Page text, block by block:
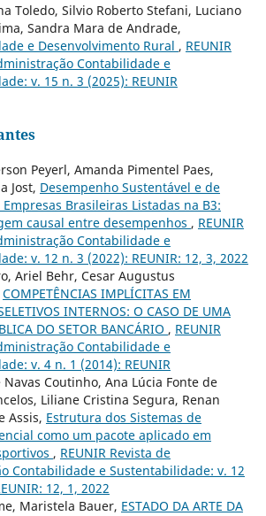
Toledo, Silvio Roberto Stefani, Luciano
Sandra Mara de Andrade,
e Desenvolvimento Rural , REUNIR
Contabilidade e
v. 15 n. 3 (2025): REUNIR
Peyerl, Amanda Pimentel Paes,
Jost, Desempenho Sustentável e de
Brasileiras Listadas na B3:
causal entre desempenhos , REUNIR
Contabilidade e
v. 12 n. 3 (2022): REUNIR: 12, 3, 2022
Ariel Behr, Cesar Augustus
COMPETÊNCIAS IMPLÍCITAS EM
INTERNOS: O CASO DE UMA
DO SETOR BANCÁRIO , REUNIR
Contabilidade e
v. 4 n. 1 (2014): REUNIR
Navas Coutinho, Ana Lúcia Fonte de
Liliane Cristina Segura, Renan
Assis, Estrutura dos Sistemas de
como um pacote aplicado em
, REUNIR Revista de
Contabilidade e Sustentabilidade: v. 12
12, 1, 2022
Maristela Bauer, ESTADO DA ARTE DA